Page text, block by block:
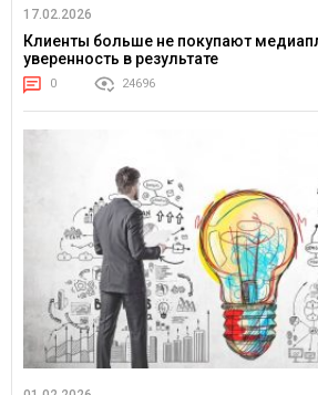
17.02.2026
Клиенты больше не покупают
уверенность в результате
0 24696